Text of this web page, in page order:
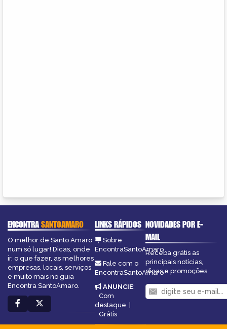
ENCONTRASANTOAMARO
O melhor de Santo Amaro
num só lugar! Dicas, onde
ir, o que fazer, as melhores
empresas, locais, serviços
e muito mais no guia
Encontra SantoAmaro.
LINKS RÁPIDOS
Sobre
EncontraSantoAmaro
Fale com o
EncontraSantoAmaro
ANUNCIE:
Com
destaque |
Grátis
NOVIDADES POR E-
MAIL
Receba grátis as
principais notícias,
dicas e promoções